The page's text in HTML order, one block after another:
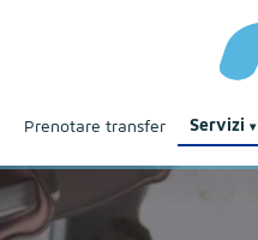
Prenotare transfer Servizi